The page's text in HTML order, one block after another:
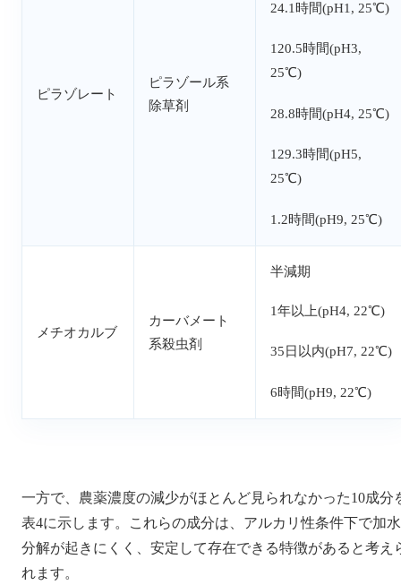
ピラゾレート
ピラゾール系
除草剤
24.1時間(pH1, 25℃)
120.5時間(pH3,
25℃)
28.8時間(pH4, 25℃)
129.3時間(pH5,
25℃)
1.2時間(pH9, 25℃)
メチオカルブ
カーバメート
系殺虫剤
半減期
1年以上(pH4, 22℃)
35日以内(pH7, 22℃)
6時間(pH9, 22℃)
一方で、農薬濃度の減少がほとんど見られなかった10成分
表4に示します。これらの成分は、アルカリ性条件下で加水
分解が起きにくく、安定して存在できる特徴があると考え
れます。